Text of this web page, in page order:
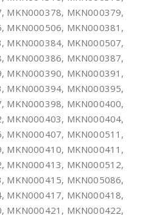
MKN000378, MKN000379,
MKN000506, MKN000381,
MKN000384, MKN000507,
MKN000386, MKN000387,
MKN000390, MKN000391,
MKN000394, MKN000395,
MKN000398, MKN000400,
MKN000403, MKN000404,
MKN000407, MKN000511,
MKN000410, MKN000411,
MKN000413, MKN000512,
MKN000415, MKN005086,
MKN000417, MKN000418,
MKN000421, MKN000422,